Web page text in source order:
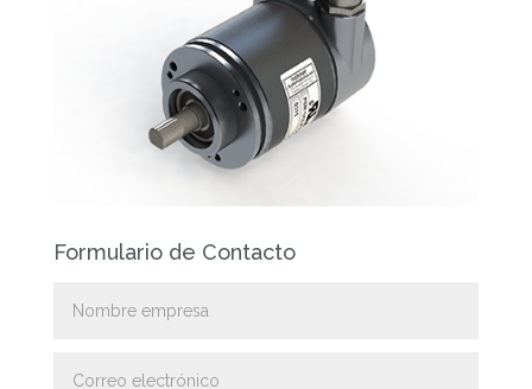
Formulario de Contacto